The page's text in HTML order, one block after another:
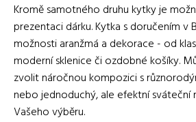
Kromě samotného druhu kytky je
prezentaci dárku. Kytka s doručením v
možnosti aranžmá a dekorace - od
moderní sklenice či ozdobné košíky.
zvolit náročnou kompozici s
nebo jednoduchý, ale efektní sváteční
Vašeho výběru.